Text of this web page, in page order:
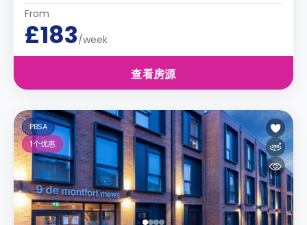
From
£183/week
查看房源
PBSA
1个优惠